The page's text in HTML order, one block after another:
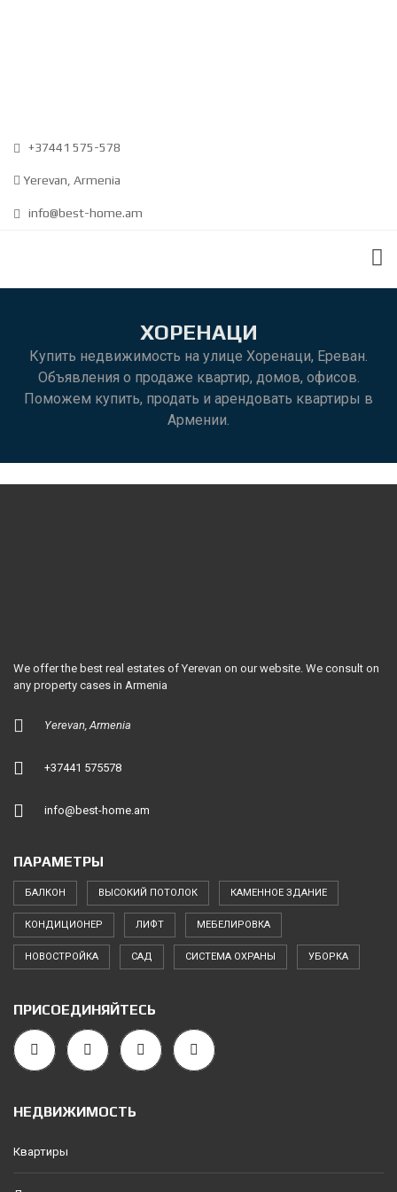
+37441 575-578
Yerevan, Armenia
info@best-home.am
ХОРЕНАЦИ
Купить недвижимость на улице Хоренаци, Ереван.
Объявления о продаже квартир, домов, офисов.
Поможем купить, продать и арендовать квартиры в
Армении.
We offer the best real estates of Yerevan on our website. We consult on
any property cases in Armenia
Yerevan, Armenia
+37441 575578
info@best-home.am
ПАРАМЕТРЫ
БАЛКОН ВЫСОКИЙ ПОТОЛОК КАМЕННОЕ ЗДАНИЕ
КОНДИЦИОНЕР ЛИФТ МЕБЕЛИРОВКА
НОВОСТРОЙКА САД СИСТЕМА ОХРАНЫ УБОРКА
ПРИСОЕДИНЯЙТЕСЬ
НЕДВИЖИМОСТЬ
Квартиры